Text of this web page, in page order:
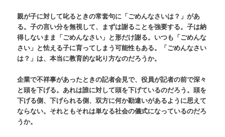
親が子に対して叱るときの常套句に「ごめんなさいは？」があ
る。子の言い分を無視して、まずは謝ることを強要する。子は納
得しないまま「ごめんなさい」と形だけ謝る。いつも「ごめんな
さい」と怯える子に育ってしまう可能性もある。「ごめんなさい
は？」は、本当に教育的な叱り方なのだろうか。
企業で不祥事があったときの記者会見で、役員が記者の前で深々
と頭を下げる。あれは誰に対して頭を下げているのだろう。頭を
下げる側、下げられる側、双方に何か勘違いがあるように思えて
ならない。それともそれは単なる社会の儀式になっているのだろ
うか。